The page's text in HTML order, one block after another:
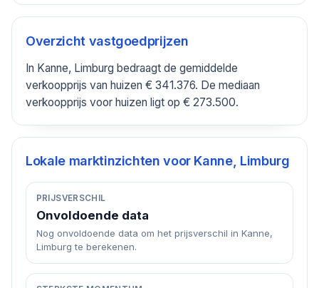
Overzicht vastgoedprijzen
In Kanne, Limburg bedraagt de gemiddelde
verkoopprijs van huizen € 341.376. De mediaan
verkoopprijs voor huizen ligt op € 273.500.
Lokale marktinzichten voor Kanne, Limburg
PRIJSVERSCHIL
Onvoldoende data
Nog onvoldoende data om het prijsverschil in Kanne,
Limburg te berekenen.